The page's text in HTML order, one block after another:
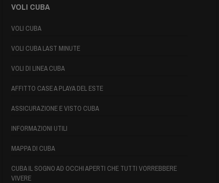
VOLI CUBA
VOLI CUBA
VOLI CUBA LAST MINUTE
VOLI DI LINEA CUBA
AFFITTO CASE A PLAYA DEL ESTE
ASSICURAZIONE E VISTO CUBA
INFORMAZIONI UTILI
MAPPA DI CUBA
CUBA IL SOGNO AD OCCHI APERTI CHE TUTTI VORREBBERE
VIVERE